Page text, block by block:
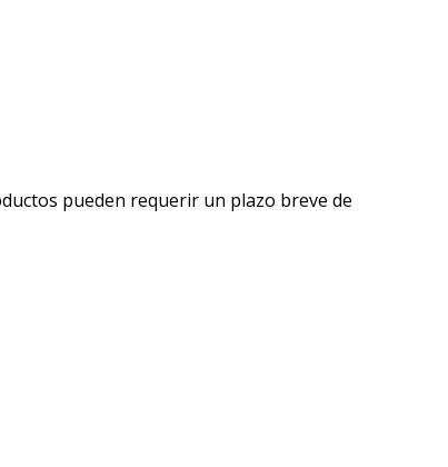
pueden requerir un plazo breve de